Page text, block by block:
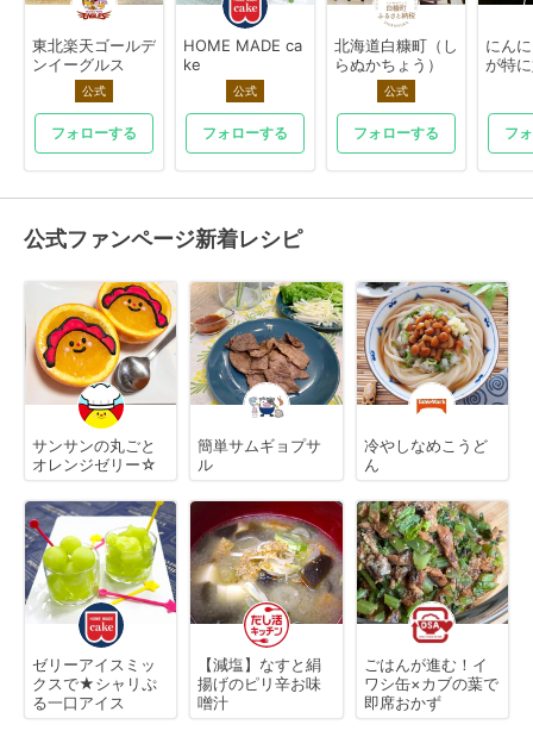
東北楽天ゴールデ
ンイーグルス
公式
フォローする
HOME MADE ca
ke
公式
フォローする
北海道白糠町（し
らぬかちょう）
公式
フォローする
にん
が特
フ
公式ファンページ新着レシピ
サンサンの丸ごと
オレンジゼリー☆
簡単サムギョプサ
ル
冷やしなめこうど
ん
ゼリーアイスミッ
クスで★シャリぷ
る一口アイス
【減塩】なすと絹
揚げのピリ辛お味
噌汁
ごはんが進む！イ
ワシ缶×カブの葉で
即席おかず